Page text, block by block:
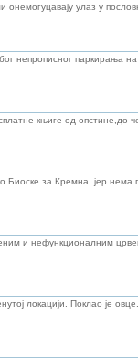
онемогуцавају улаз у
непрописног паркирања
књиге од опстине,до
Биоске за Кремна, јер нема
и нефункционалним
локацији. Поклао је